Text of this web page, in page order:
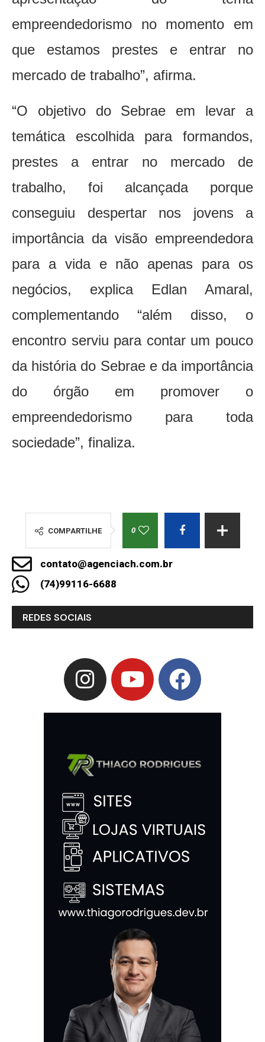
empreendedorismo no momento em
que estamos prestes e entrar no
mercado de trabalho”, afirma.
“O objetivo do Sebrae em levar a
temática escolhida para formandos,
prestes a entrar no mercado de
trabalho, foi alcançada porque
conseguiu despertar nos jovens a
importância da visão empreendedora
para a vida e não apenas para os
negócios, explica Edlan Amaral,
complementando “além disso, o
encontro serviu para contar um pouco
da história do Sebrae e da importância
do órgão em promover o
empreendedorismo para toda
sociedade”, finaliza.
COMPARTILHE 0
contato@agenciach.com.br
(74)99116-6688
REDES SOCIAIS